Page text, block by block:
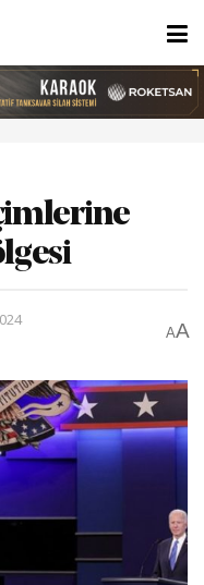
AA